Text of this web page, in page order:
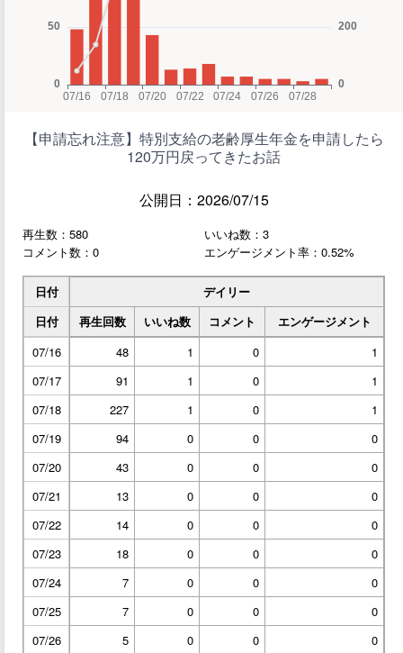
【申請忘れ注意】特別支給の老齢厚生年金を申請したら
120万円戻ってきたお話
公開日：2026/07/15
再生数：580
いいね数：3
コメント数：0
エンゲージメント率：0.52%
日付
デイリー
日付
再生回数 いいね数 コメント
エンゲージメント
07/16
48 1 0
1
07/17
91 1 0
1
07/18
227 1 0
1
07/19
94 0 0
0
07/20
43 0 0
0
07/21
13 0 0
0
07/22
14 0 0
0
07/23
18 0 0
0
07/24
7 0 0
0
07/25
7 0 0
0
07/26
5 0 0
0